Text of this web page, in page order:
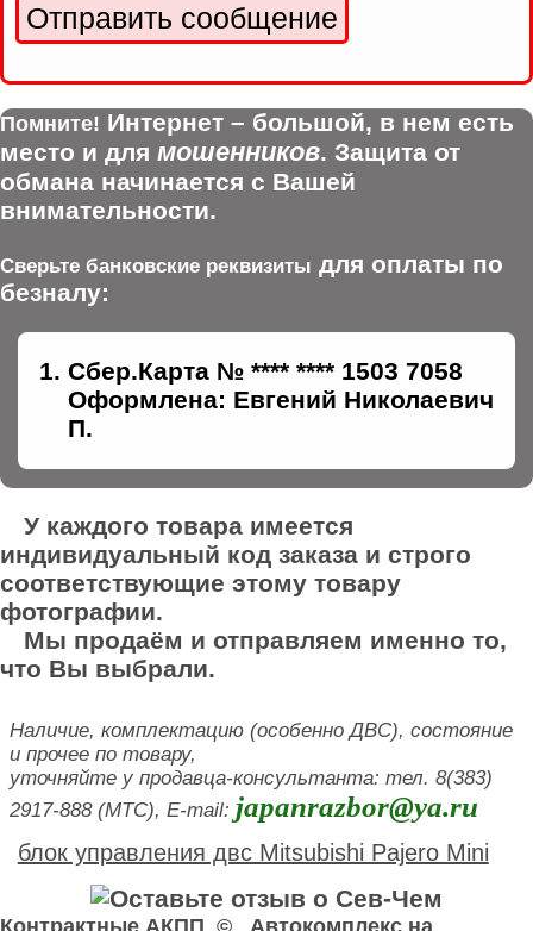
Помните! Интернет – большой, в нем есть
место и для мошенников. Защита от
обмана начинается с Вашей
внимательности.
Сверьте банковские реквизиты для оплаты по
безналу:
Сбер.Карта № **** **** 1503 7058
Оформлена: Евгений Николаевич
П.
У каждого товара имеется
индивидуальный код заказа и строго
соответствующие этому товару
фотографии.
Мы продаём и отправляем именно то,
что Вы выбрали.
Наличие, комплектацию (особенно ДВС), состояние
и прочее по товару,
уточняйте у продавца-консультанта: тел. 8(383)
2917-888 (МТС), E-mail: japanrazbor@ya.ru
блок управления двс Mitsubishi Pajero Mini
Контрактные АКПП © Автокомплекс на